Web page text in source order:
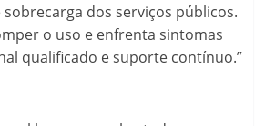
dos serviços públicos.
o uso e enfrenta sintomas
qualificado e suporte contínuo.”